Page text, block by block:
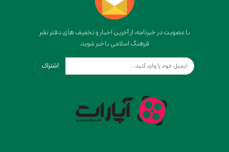
با عضویت در خبرنامه، از آخرین اخبار و تخفیف های دفتر نشر
فرهنگ اسلامی باخبر شوید
اشتراک